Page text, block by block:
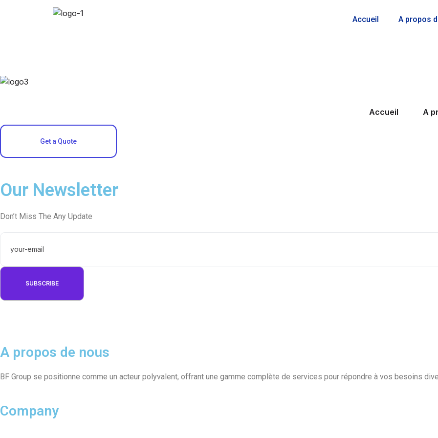
Accueil A propos
Accueil A
Get a Quote
Our Newsletter
Don’t Miss The Any Update
A propos de nous
BF Group se positionne comme un acteur polyvalent, offrant une gamme complète de services pour répondre à vos besoins
Company